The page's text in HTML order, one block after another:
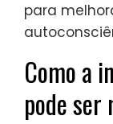
para
Como a
pode